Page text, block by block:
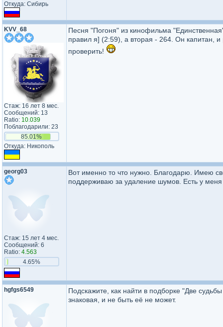
Откуда: Сибирь
KVV_68
Стаж: 16 лет 8 мес.
Сообщений: 13
Ratio: 10.039
Поблагодарили: 23
85.01%
Откуда: Никополь
Песня "Погоня" из кинофильма
правил я] (2:59), а вторая - 264. Он капитан,
проверить!
georg03
Стаж: 15 лет 4 мес.
Сообщений: 6
Ratio: 4.563
4.65%
Вот именно то что нужно. Благодарю. Имею
поддерживаю за удаление шумов. Есть у
hgfgs6549
Подскажите, как найти в подборке "Две
знаковая, и не быть её не может.